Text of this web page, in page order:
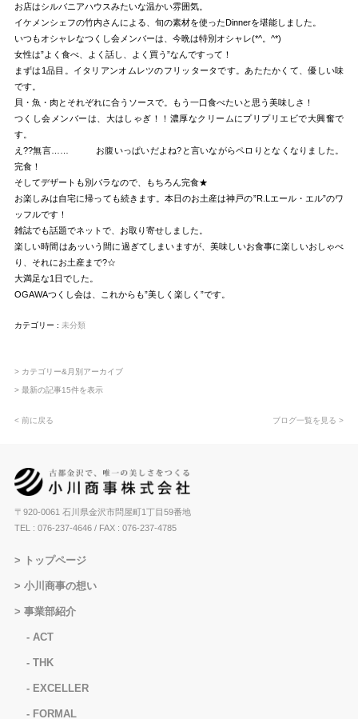
お店はシルバニアハウスみたいな温かい雰囲気。
イケメンシェフの竹内さんによる、旬の素材を使ったDinnerを堪能しました。
いつもオシャレなつくし会メンバーは、今晩は特別オシャレ(*^。^*)
女性は”よく食べ、よく話し、よく買う”なんですって！
まずは1品目。イタリアンオムレツのフリッタータです。あたたかくて、優しい味
です。
貝・魚・肉とそれぞれに合うソースで。もう一口食べたいと思う美味しさ！
つくし会メンバーは、大はしゃぎ！！濃厚なクリームにプリプリエビで大興奮で
す。
え??無言…… お腹いっぱいだよね?と言いながらペロりとなくなりました。
完食！
そしてデザートも別バラなので、もちろん完食★
お楽しみは自宅に帰っても続きます。本日のお土産は神戸の”R.Lエール・エル”のワ
ッフルです！
雑誌でも話題でネットで、お取り寄せしました。
楽しい時間はあッいう間に過ぎてしまいますが、美味しいお食事に楽しいおしゃべ
り、それにお土産まで?☆
大満足な1日でした。
OGAWAつくし会は、これからも”美しく楽しく”です。
カテゴリー : 未分類
> カテゴリー&月別アーカイブ
> 最新の記事15件を表示
< 前に戻る ブログ一覧を見る >
〒920-0061 石川県金沢市問屋町1丁目59番地
TEL : 076-237-4646/ FAX : 076-237-4785
トップページ
小川商事の想い
事業部紹介
ACT
THK
EXCELLER
FORMAL